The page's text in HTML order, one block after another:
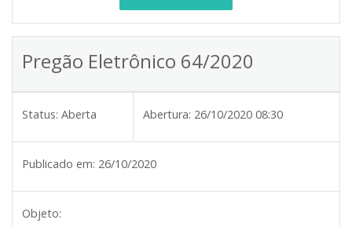
Pregão Eletrônico 64/2020
Status: Aberta Abertura: 26/10/2020 08:30
Publicado em: 26/10/2020
Objeto: